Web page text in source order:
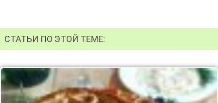
СТАТЬИ ПО ЭТОЙ ТЕМЕ: